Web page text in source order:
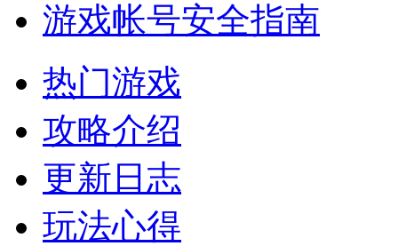
游戏帐号安全指南
热门游戏
攻略介绍
更新日志
玩法心得